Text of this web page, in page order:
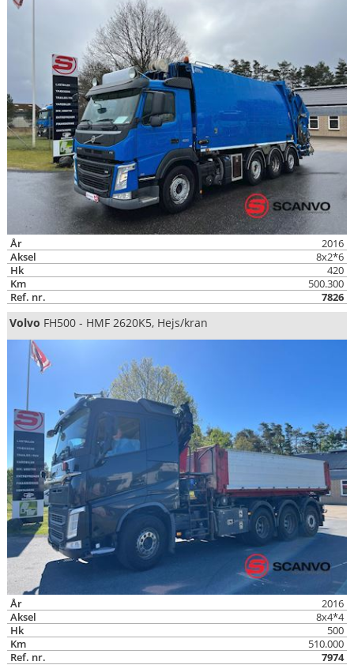
År
2016
Aksel
8x2*6
Hk
420
Km
500.300
Ref. nr.
7826
Volvo FH500 - HMF 2620K5, Hejs/kran
År
2016
Aksel
8x4*4
Hk
500
Km
510.000
Ref. nr.
7974